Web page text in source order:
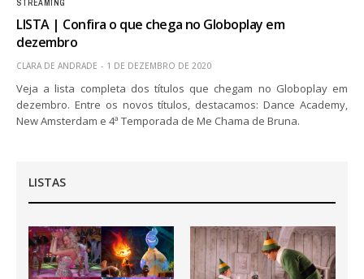
STREAMING
LISTA | Confira o que chega no Globoplay em
dezembro
CLARA DE ANDRADE 1 DE DEZEMBRO DE 2020
Veja a lista completa dos títulos que chegam no Globoplay em
dezembro. Entre os novos títulos, destacamos: Dance Academy,
New Amsterdam e 4ª Temporada de Me Chama de Bruna.
LISTAS